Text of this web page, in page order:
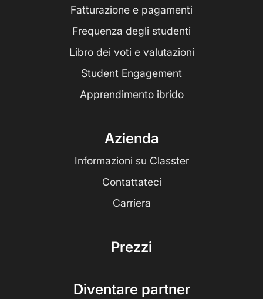
Fatturazione e pagamenti
Frequenza degli studenti
Libro dei voti e valutazioni
Student Engagement
Apprendimento ibrido
Azienda
Informazioni su Classter
Contattateci
Carriera
Prezzi
Diventare partner